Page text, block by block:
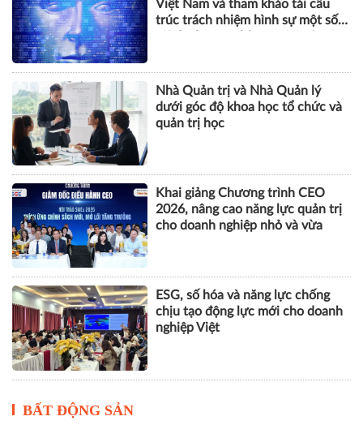
Việt Nam và tham khảo tái cấu
trúc trách nhiệm hình sự một số
Nhà Quản trị và Nhà Quản lý
dưới góc độ khoa học tổ chức và
quản trị học
Khai giảng Chương trình CEO
2026, nâng cao năng lực quản trị
cho doanh nghiệp nhỏ và vừa
ESG, số hóa và năng lực chống
chịu tạo động lực mới cho doanh
nghiệp Việt
BẤT ĐỘNG SẢN